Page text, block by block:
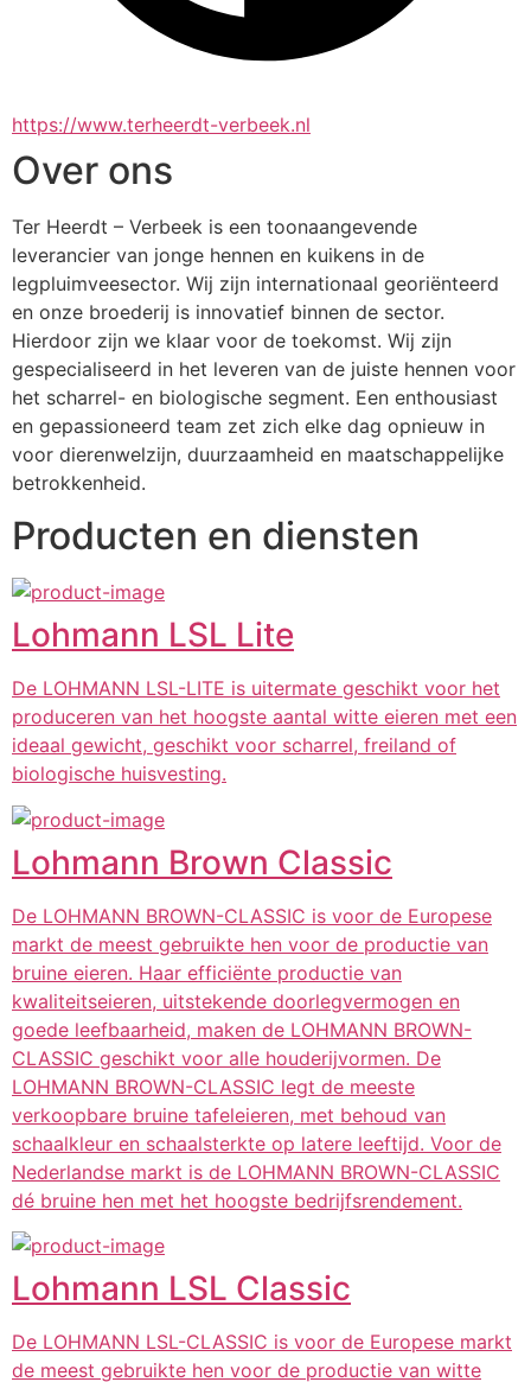
https://www.terheerdt-verbeek.nl
Over ons
Ter Heerdt – Verbeek is een toonaangevende
leverancier van jonge hennen en kuikens in de
legpluimveesector. Wij zijn internationaal georiënteerd
en onze broederij is innovatief binnen de sector.
Hierdoor zijn we klaar voor de toekomst. Wij zijn
gespecialiseerd in het leveren van de juiste hennen voor
het scharrel- en biologische segment. Een enthousiast
en gepassioneerd team zet zich elke dag opnieuw in
voor dierenwelzijn, duurzaamheid en maatschappelijke
betrokkenheid.
Producten en diensten
Lohmann LSL Lite
De LOHMANN LSL-LITE is uitermate geschikt voor het
produceren van het hoogste aantal witte eieren met een
ideaal gewicht, geschikt voor scharrel, freiland of
biologische huisvesting.
Lohmann Brown Classic
De LOHMANN BROWN-CLASSIC is voor de Europese
markt de meest gebruikte hen voor de productie van
bruine eieren. Haar efficiënte productie van
kwaliteitseieren, uitstekende doorlegvermogen en
goede leefbaarheid, maken de LOHMANN BROWN-
CLASSIC geschikt voor alle houderijvormen. De
LOHMANN BROWN-CLASSIC legt de meeste
verkoopbare bruine tafeleieren, met behoud van
schaalkleur en schaalsterkte op latere leeftijd. Voor de
Nederlandse markt is de LOHMANN BROWN-CLASSIC
dé bruine hen met het hoogste bedrijfsrendement.
Lohmann LSL Classic
De LOHMANN LSL-CLASSIC is voor de Europese markt
de meest gebruikte hen voor de productie van witte